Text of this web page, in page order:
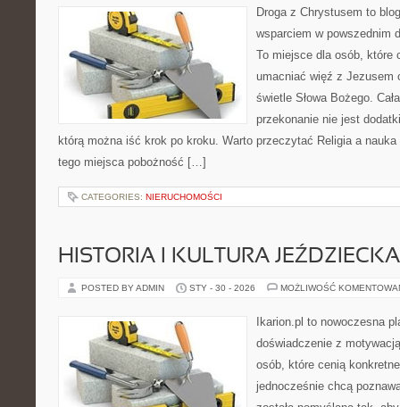
Droga z Chrystusem to
wsparciem w powszednim
To miejsce dla osób, które
umacniać więź z Jezusem
świetle Słowa Bożego.
przekonanie nie jest
którą można iść krok po kroku. Warto przeczytać Religia a
tego miejsca pobożność […]
CATEGORIES: NIERUCHOMOŚCI
HISTORIA I KULTURA JEŹDZIECKA
POSTED BY ADMIN STY - 30 - 2026 MOŻLIWOŚĆ
Ikarion.pl to nowoczesna
doświadczenie z
osób, które cenią
jednocześnie chcą